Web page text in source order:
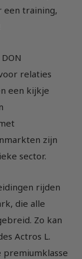
een training,
relaties
een kijkje
zijn
sector.
rijden
die alle
Zo kan
Actros L.
premiumklasse